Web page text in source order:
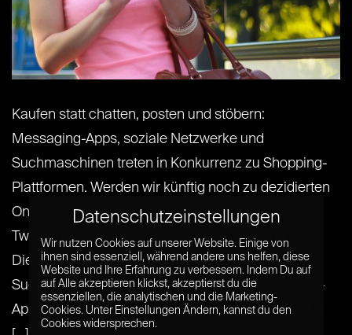
Kaufen statt chatten, posten und stöbern:
Messaging-Apps, soziale Netzwerke und
Suchmaschinen treten in Konkurrenz zu Shopping-
Plattformen. Werden wir künftig noch zu dezidierten
Online-Shops surfen, oder werden uns Facebook,
Twitter und Snapchat mit den Produkten und
Dienstleistungen unserer Wünsche versorgen?
Suchmaschinen, Social Networks und Messaging-
Apps setzen derzeit viel daran, im E-Commerce[...]
Datenschutzeinstellungen
Wir nutzen Cookies auf unserer Website. Einige von
ihnen sind essenziell, während andere uns helfen, diese
Website und Ihre Erfahrung zu verbessern. Indem Du auf
auf Alle akzeptieren klickst, akzeptierst du die
essenziellen, die analytischen und die Marketing-
Cookies. Unter Einstellungen Ändern, kannst du den
Cookies widersprechen.